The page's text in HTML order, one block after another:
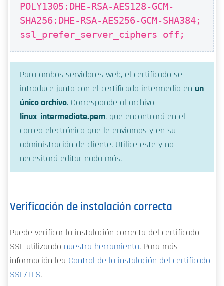
POLY1305:DHE-RSA-AES128-GCM-
SHA256:DHE-RSA-AES256-GCM-SHA384;
ssl_prefer_server_ciphers off;
Para ambos servidores web, el certificado se
introduce junto con el certificado intermedio en un
único archivo. Corresponde al archivo
linux_intermediate.pem, que encontrará en el
correo electrónico que le enviamos y en su
administración de cliente. Utilice este y no
necesitará editar nada más.
Verificación de instalación correcta
Puede verificar la instalación correcta del certificado
SSL utilizando nuestra herramienta. Para más
información lea Control de la instalación del certificado
SSL/TLS.